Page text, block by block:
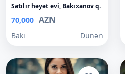
Satılır həyət evi, Bakıxanov q.
70,000 AZN
Bakı Dünən